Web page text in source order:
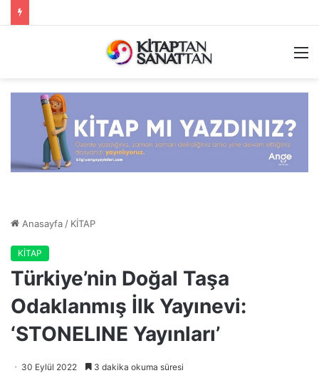
Anasayfa / KİTAP
KİTAP
Türkiye’nin Doğal Taşa
Odaklanmış İlk Yayınevi:
‘STONELINE Yayınları’
30 Eylül 2022 3 dakika okuma süresi